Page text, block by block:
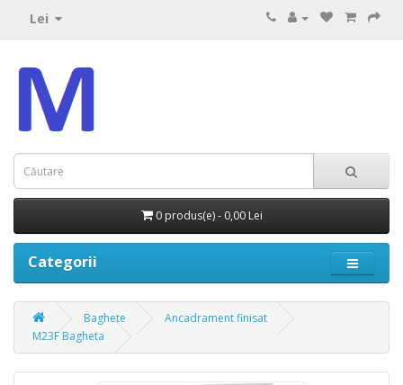
Lei
0 produs(e) - 0,00 Lei
Categorii
Baghete
Ancadrament finisat
M23F Bagheta